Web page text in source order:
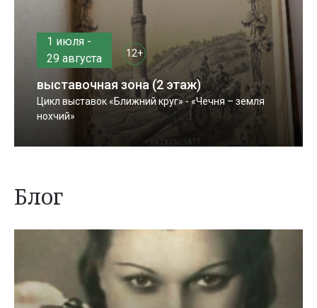
1 июля -
29 августа
12+
выставочная зона (2 этаж)
Цикл выставок «Ближний круг» - «Чечня – земля
нохчий»
Блог